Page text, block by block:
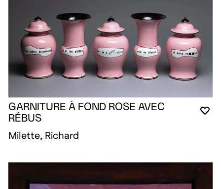
GARNITURE À FOND ROSE AVEC
RÉBUS
Milette, Richard